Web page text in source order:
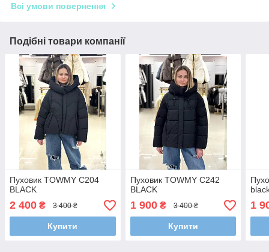
Всі умови повернення
Подібні товари компанії
Пуховик TOWMY C204
BLACK
2 400 ₴ 3 400 ₴
Купити
Пуховик TOWMY C242
BLACK
1 900₴ 3 400 ₴
Купити
1